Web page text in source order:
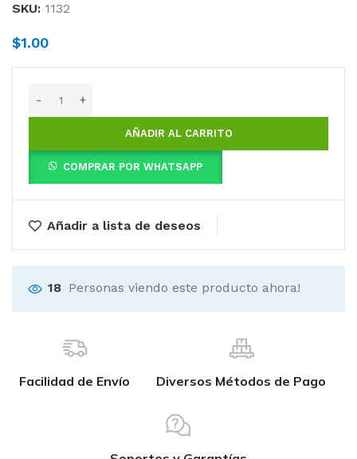
SKU: 1132
$1.00
AÑADIR AL CARRITO
COMPRAR POR WHATSAPP
Añadir a lista de deseos
18 Personas viendo este producto ahora!
Facilidad de Envío Diversos Métodos de Pago